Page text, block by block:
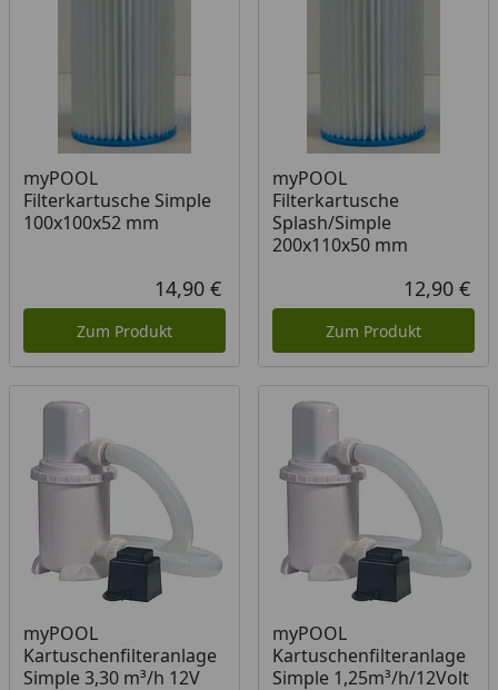
myPOOL
Filterkartusche Simple
100x100x52 mm
Aktueller Preis
14,90 €
Zum Produkt
myPOOL
Filterkartusche
Splash/Simple
200x110x50 mm
12,90 €
Zum Produkt
myPOOL
Kartuschenfilteranlage
Simple 3,30 m³/h 12V
myPOOL
Kartuschenfilteranlage
Simple 1,25m³/h/12Volt